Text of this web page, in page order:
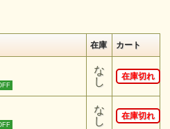
在庫 カート
な
し
在庫切れ
な
し
在庫切れ